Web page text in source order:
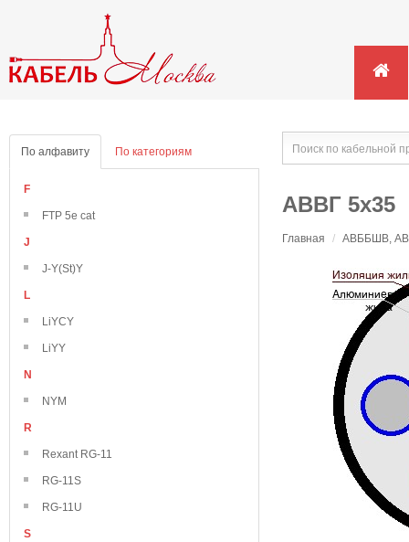
По алфавиту По категориям
F
FTP 5e cat
J
J-Y(St)Y
L
LiYCY
LiYY
N
NYM
R
Rexant RG-11
RG-11S
RG-11U
S
АВВГ 5х35
Главная / АВББШВ,